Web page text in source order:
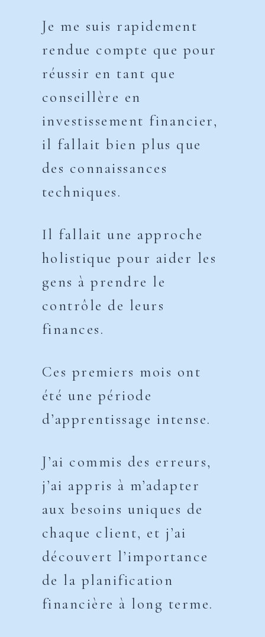
Je me suis rapidement
rendue compte que pour
réussir en tant que
conseillère en
investissement financier,
il fallait bien plus que
des connaissances
techniques.
Il fallait une approche
holistique pour aider les
gens à prendre le
contrôle de leurs
finances.
Ces premiers mois ont
été une période
d’apprentissage intense.
J’ai commis des erreurs,
j’ai appris à m’adapter
aux besoins uniques de
chaque client, et j’ai
découvert l’importance
de la planification
financière à long terme.